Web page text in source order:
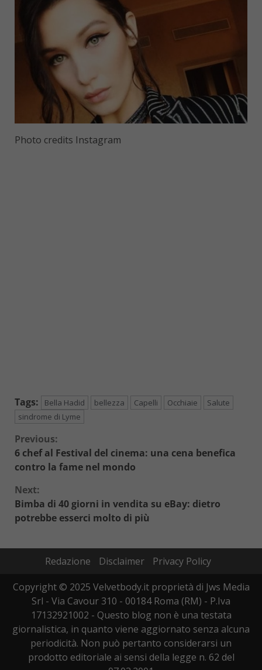
Photo credits Instagram
Tags: Bella Hadid bellezza Capelli Occhiaie
Salute
sindrome di Lyme
Continue
Reading
Previous:
6 chef al Festival del cinema: una cena benefica
contro la fame nel mondo
Next:
Bimba di 40 giorni in vendita su eBay: dietro
potrebbe esserci molto di più
Redazione Disclaimer
Privacy Policy
Copyright © 2025 Velvetbody.it proprietà di Jws Media
Srl - Via Cavour 310 - 00184 Roma (RM) - P.Iva
17132921002 - Questo blog non è una testata
giornalistica, in quanto viene aggiornato senza alcuna
periodicità. Non può pertanto considerarsi un
prodotto editoriale ai sensi della legge n. 62 del